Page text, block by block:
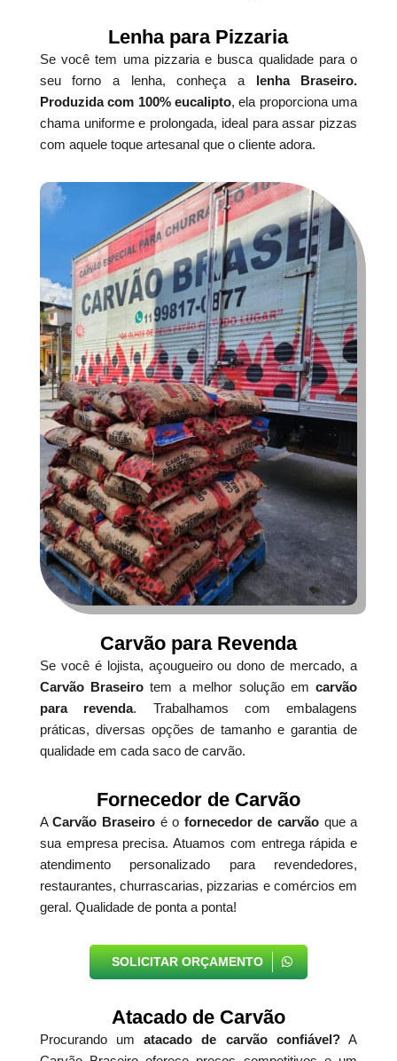
Lenha para Pizzaria
Se você tem uma pizzaria e busca qualidade para o
seu forno a lenha, conheça a lenha Braseiro.
Produzida com 100% eucalipto, ela proporciona uma
chama uniforme e prolongada, ideal para assar pizzas
com aquele toque artesanal que o cliente adora.
Carvão para Revenda
Se você é lojista, açougueiro ou dono de mercado, a
Carvão Braseiro tem a melhor solução emcarvão
para revenda. Trabalhamos com embalagens
práticas, diversas opções de tamanho e garantia de
qualidade em cada saco de carvão.
Fornecedor de Carvão
ACarvão Braseiro é o fornecedor de carvão que a
sua empresa precisa. Atuamos com entrega rápida e
atendimento personalizado para revendedores,
restaurantes, churrascarias, pizzarias e comércios em
geral. Qualidade de ponta a ponta!
SOLICITAR ORÇAMENTO
Atacado de Carvão
Procurando umatacado de carvão confiável?A